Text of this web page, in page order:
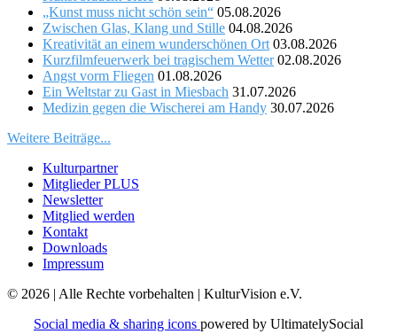
„Kunst muss nicht schön sein“ 05.08.2026
Zwischen Glas, Klang und Stille 04.08.2026
Kreativität an einem wunderschönen Ort 03.08.2026
Kurzfilmfeuerwerk bei tragischem Wetter 02.08.2026
Angst vorm Fliegen 01.08.2026
Ein Weltstar zu Gast in Miesbach 31.07.2026
Medizin gegen die Wischerei am Handy 30.07.2026
Weitere Beiträge...
Kulturpartner
Mitglieder PLUS
Newsletter
Mitglied werden
Kontakt
Downloads
Impressum
© 2026 | Alle Rechte vorbehalten | KulturVision e.V.
Social media & sharing icons powered by UltimatelySocial